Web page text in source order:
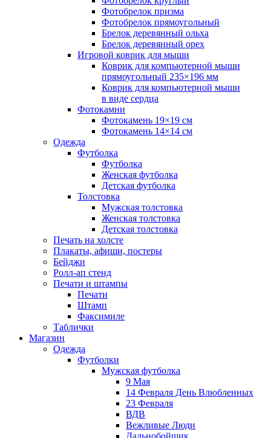
Фотобрелок призма
Фотобрелок прямоугольный
Брелок деревянный ольха
Брелок деревянный орех
Игровой коврик для мыши
Коврик для компьютерной мыши
прямоугольный 235×196 мм
Коврик для компьютерной мыши
в виде сердца
Фотокамни
Фотокамень 19×19 см
Фотокамень 14×14 см
Одежда
Футболка
Футболка
Женская футболка
Детская футболка
Толстовка
Мужская толстовка
Женская толстовка
Детская толстовка
Печать на холсте
Плакаты, афиши, постеры
Бейджи
Ролл-ап стенд
Печати и штампы
Печати
Штамп
Факсимиле
Таблички
Магазин
Одежда
Футболки
Мужская футболка
9 Мая
14 Февраля День Влюбленных
23 Февраля
ВДВ
Вежливые Люди
Дальнобойщик